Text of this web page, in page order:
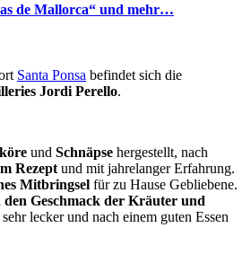
de Mallorca“ und mehr…
Santa Ponsa befindet sich die
Jordi Perello.
und Schnäpse hergestellt, nach
Rezept und mit jahrelanger Erfahrung.
Mitbringsel für zu Hause Gebliebene.
den Geschmack der Kräuter und
lecker und nach einem guten Essen